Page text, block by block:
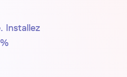
Installez